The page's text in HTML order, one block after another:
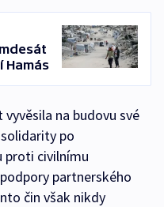
Hamás
na budovu své
po
proti civilnímu
partnerského
čin však nikdy